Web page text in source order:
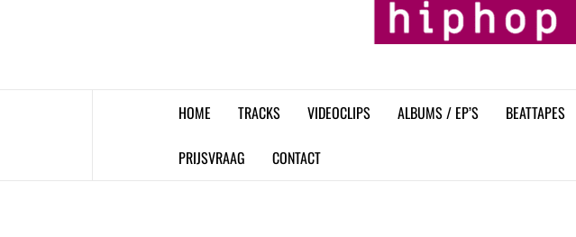
HOME TRACKS VIDEOCLIPS ALBUMS / EP’S BEATTAPES
PRIJSVRAAG CONTACT